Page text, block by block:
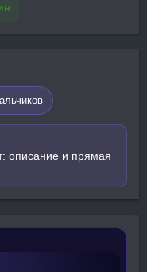
описание и прямая